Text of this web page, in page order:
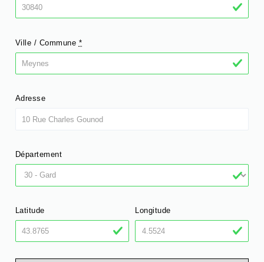
Ville / Commune *
Adresse
Département
Latitude Longitude